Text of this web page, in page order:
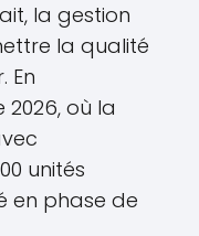
la gestion
la qualité
En
où la
unités
en phase de